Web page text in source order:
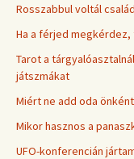
Rosszabbul voltál
Ha a férjed
Tarot a
játszmákat
Miért ne add oda
Mikor hasznos a
UFO-konferencián